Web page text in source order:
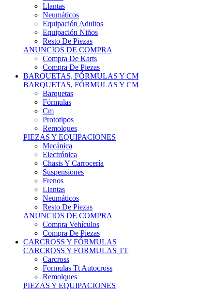
Llantas
Neumáticos
Equipación Adultos
Equipación Niños
Resto De Piezas
ANUNCIOS DE COMPRA
Compra De Karts
Compra De Piezas
BARQUETAS, FÓRMULAS Y CM
BARQUETAS, FÓRMULAS Y CM
Barquetas
Fórmulas
Cm
Prototipos
Remolques
PIEZAS Y EQUIPACIONES
Mecánica
Electrónica
Chasis Y Carrocería
Suspensiones
Frenos
Llantas
Neumáticos
Resto De Piezas
ANUNCIOS DE COMPRA
Compra Vehículos
Compra De Piezas
CARCROSS Y FÓRMULAS
CARCROSS Y FORMULAS TT
Carcross
Formulas Tt Autocross
Remolques
PIEZAS Y EQUIPACIONES